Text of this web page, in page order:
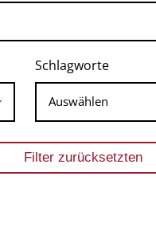
Schlagworte